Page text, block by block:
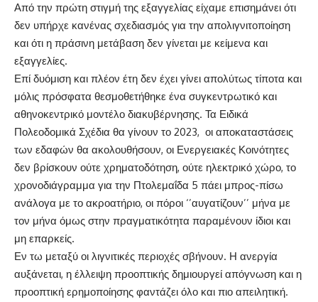
Από την πρώτη στιγμή της εξαγγελίας είχαμε επισημάνει ότι
δεν υπήρχε κανένας σχεδιασμός για την απολιγνιτοποίηση
και ότι η πράσινη μετάβαση δεν γίνεται με κείμενα και
εξαγγελίες.
Επί δυόμιση και πλέον έτη δεν έχει γίνει απολύτως τίποτα και
μόλις πρόσφατα θεσμοθετήθηκε ένα συγκεντρωτικό και
αθηνοκεντρικό μοντέλο διακυβέρνησης. Τα Ειδικά
Πολεοδομικά Σχέδια θα γίνουν το 2023, οι αποκαταστάσεις
των εδαφών θα ακολουθήσουν, οι Ενεργειακές Κοινότητες
δεν βρίσκουν ούτε χρηματοδότηση, ούτε ηλεκτρικό χώρο, το
χρονοδιάγραμμα για την Πτολεμαΐδα 5 πάει μπρος-πίσω
ανάλογα με το ακροατήριο, οι πόροι ‘’αυγατίζουν’’ μήνα με
τον μήνα όμως στην πραγματικότητα παραμένουν ίδιοι και
μη επαρκείς.
Εν τω μεταξύ οι λιγνιτικές περιοχές σβήνουν. Η ανεργία
αυξάνεται, η έλλειψη προοπτικής δημιουργεί απόγνωση και η
προοπτική ερημοποίησης φαντάζει όλο και πιο απειλητική.